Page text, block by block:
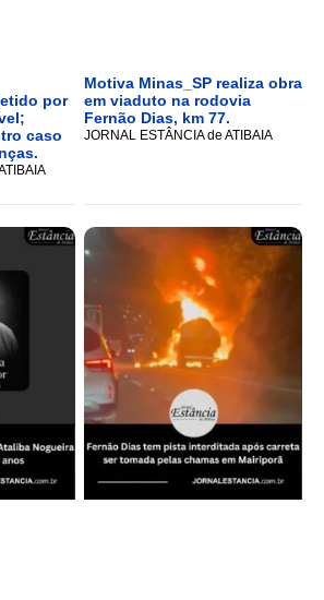
por
caso
Motiva Minas_SP realiza obra
em viaduto na rodovia
Fernão Dias, km 77.
JORNAL ESTÂNCIA de ATIBAIA